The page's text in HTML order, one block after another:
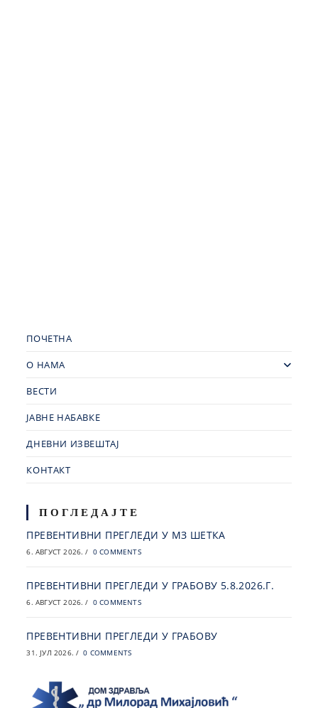
ПОЧЕТНА
О НАМА
ВЕСТИ
ЈАВНЕ НАБАВКЕ
ДНЕВНИ ИЗВЕШТАЈ
КОНТАКТ
ПОГЛЕДАЈТЕ
ПРЕВЕНТИВНИ ПРЕГЛЕДИ У МЗ ШЕТКА
6. АВГУСТ 2026. / 0 COMMENTS
ПРЕВЕНТИВНИ ПРЕГЛЕДИ У ГРАБОВУ 5.8.2026.Г.
6. АВГУСТ 2026. / 0 COMMENTS
ПРЕВЕНТИВНИ ПРЕГЛЕДИ У ГРАБОВУ
31. ЈУЛ 2026. / 0 COMMENTS